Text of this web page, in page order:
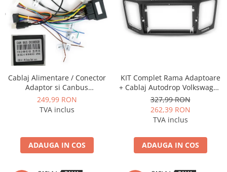
Cablaj Alimentare / Conector
Adaptor si Canbus
Volkswagen / Skoda / Seat
2014+ pentru navigatii
249,99 RON
TVA inclus
ADAUGA IN COS
KIT Complet Rama Adaptoare
+ Cablaj Autodrop Volkswagen
Sharan (2012-2018) pentru
Navigatie Multimedia Android
9 inch
327,99 RON
262,39 RON
TVA inclus
ADAUGA IN COS